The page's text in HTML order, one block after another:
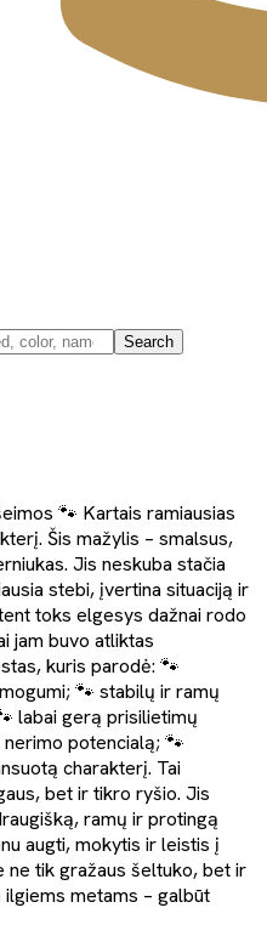
Search
🐾 Kartais ramiausias
Šis mažylis – smalsus,
Jis neskuba stačia
stebi, įvertina situaciją ir
toks elgesys dažnai rodo
jam buvo atliktas
kuris parodė: 🐾
🐾 stabilų ir ramų
labai gerą prisilietimų
potencialą; 🐾
charakterį. Tai
bet ir tikro ryšio. Jis
ramų ir protingą
augti, mokytis ir leistis į
ne tik gražaus šeltuko, bet ir
metams – galbūt